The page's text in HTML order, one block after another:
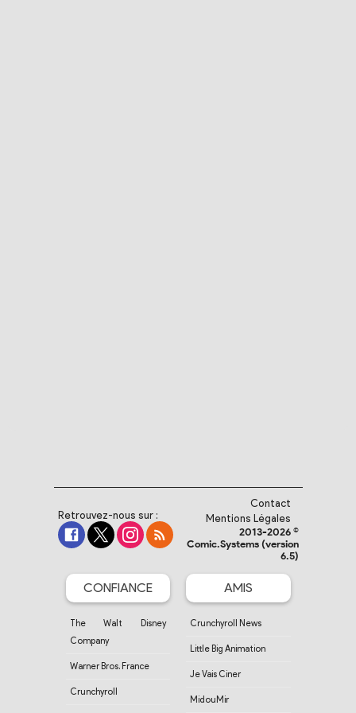
Retrouvez-nous sur :
Contact
Mentions Légales
2013-2026 ©
Comic.Systems (version
6.5)
CONFIANCE
The Walt Disney
Company
Warner Bros. France
Crunchyroll
AMIS
Crunchyroll News
Little Big Animation
Je Vais Ciner
MidouMir